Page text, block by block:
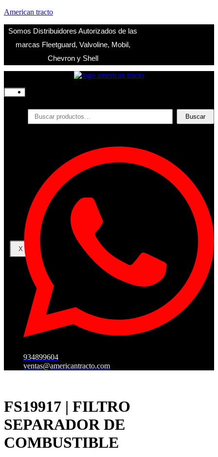
American tracto
Somos Distribuidores Autorizados de las
marcas Fleetguard, Valvoline, Mobil,
Chevron y Shell
Productos
Filtros
Contacto
Acceder
Iniciar Sesion
Registro
Restablecer la contraseña
X
Buscar
934899604
ventas@americantracto.com
FS19917 | FILTRO
SEPARADOR DE
COMBUSTIBLE